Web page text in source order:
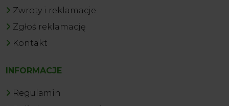
Zwroty i reklamacje
Zgłoś reklamację
Kontakt
INFORMACJE
Regulamin